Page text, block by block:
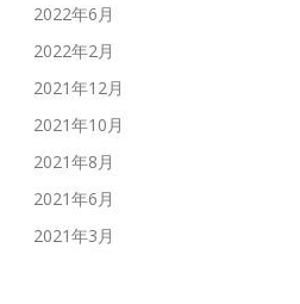
2022年6月
2022年2月
2021年12月
2021年10月
2021年8月
2021年6月
2021年3月